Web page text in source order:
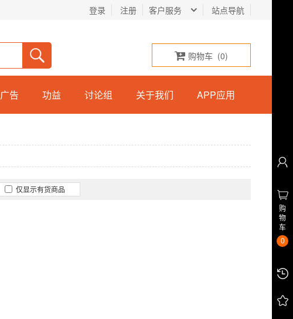
客户服务 站点导航
登录 注册
购物车 (0)
广告 功益 讨论组 关于我们 APP应用
仅显示有货商品
购
物
车
0